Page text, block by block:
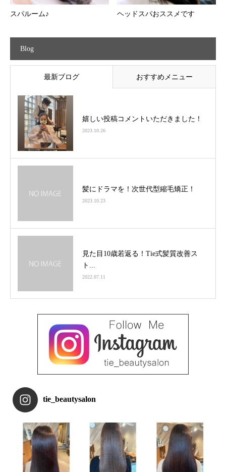
スパルーム♪ ヘッドスパおススメです
Blog
最新ブログ おすすめメニュー
嬉しい投稿コメントいただきました！
2023.10.26
髪にドラマを！次世代型縮毛矯正！
2023.10.23
見た目10歳若返る！Tie式髪質改善ス
ト...
2022.07.11
tie_beautysalon